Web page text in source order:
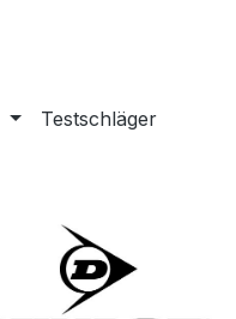
Testschläger